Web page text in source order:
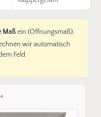
Maßein (Öffnungsmaß).
wir automatisch
Feld.
*